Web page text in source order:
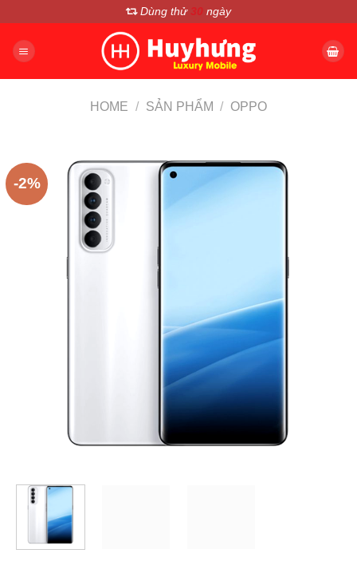
nội
Dùng thử 30 ngày
HOME / SẢN PHẨM / OPPO
-2%